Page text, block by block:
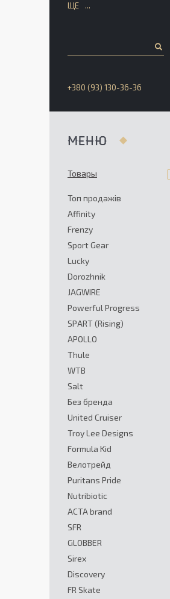
ЩЕ
+380 (93) 130-36-36
Товары
Топ продажів
Affinity
Frenzy
Sport Gear
Lucky
Dorozhnik
JAGWIRE
Powerful Progress
SPART (Rising)
APOLLO
Thule
WTB
Salt
Без бренда
United Cruiser
Troy Lee Designs
Formula Kid
Велотрейд
Puritans Pride
Nutribiotic
ACTA brand
SFR
GLOBBER
Sirex
Discovery
FR Skate